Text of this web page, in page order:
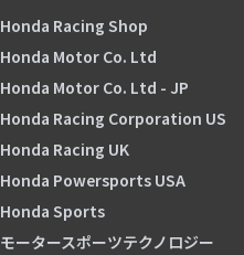
Honda Racing Shop
Honda Motor Co. Ltd
Honda Motor Co. Ltd - JP
Honda Racing Corporation US
Honda Racing UK
Honda Powersports USA
Honda Sports
モータースポーツテクノロジー